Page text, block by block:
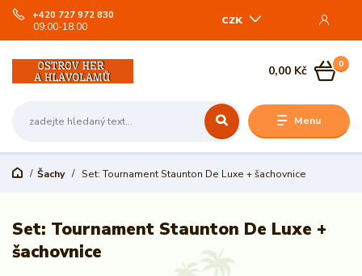
Menu
CZK
+420 727 972 830
09:00-18:00
0
0,00 Kč
Šachy Set: Tournament Staunton De Luxe + šachovnice
Set: Tournament Staunton De Luxe +
šachovnice